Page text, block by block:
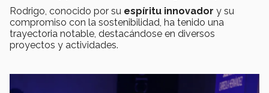
Rodrigo, conocido por su espíritu innovador y su
compromiso con la sostenibilidad, ha tenido una
trayectoria notable, destacándose en diversos
proyectos y actividades.